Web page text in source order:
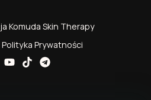
Komuda Skin Therapy
Prywatności